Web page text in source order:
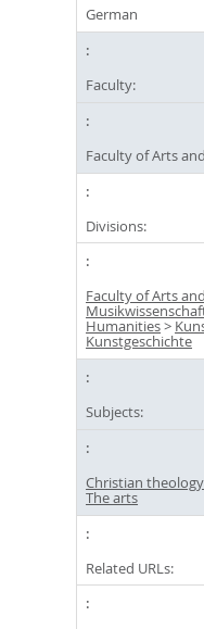
German
Faculty:
Faculty of Arts
Divisions:
Faculty of Arts
Humanities>
Kunstgeschichte
Subjects:
Christian theology
The arts
Related URLs: